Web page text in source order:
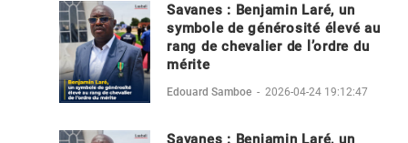
Savanes : Benjamin Laré, un
symbole de générosité élevé au
rang de chevalier de l’ordre du
mérite
Edouard Samboe - 2026-04-24 19:12:47
Savanes : Benjamin Laré, un